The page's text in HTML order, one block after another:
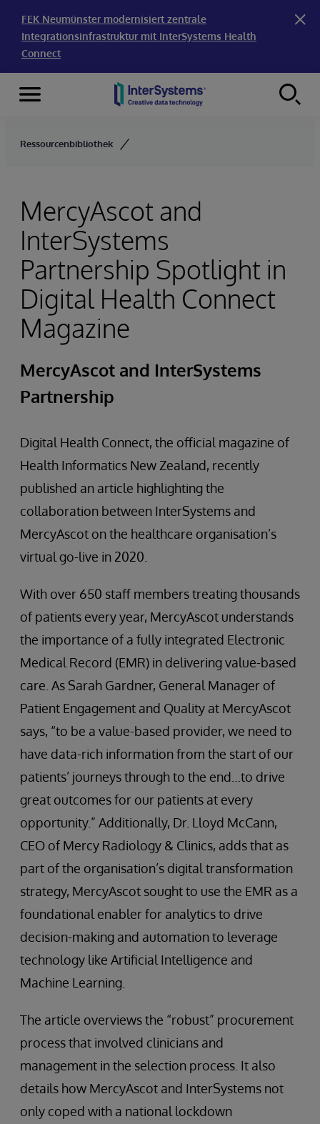
FEK Neumünster modernisiert zentrale
Integrationsinfrastruktur mit InterSystems Health
Connect
Skip to content
Menu
Ressourcenbibliothek
MercyAscot and
InterSystems
Partnership Spotlight in
Digital Health Connect
Magazine
MercyAscot and InterSystems
Partnership
Digital Health Connect, the official magazine of
Health Informatics New Zealand, recently
published an article highlighting the
collaboration between InterSystems and
MercyAscot on the healthcare organisation’s
virtual go-live in 2020.
With over 650 staff members treating thousands
of patients every year, MercyAscot understands
the importance of a fully integrated Electronic
Medical Record (EMR) in delivering value-based
care. As Sarah Gardner, General Manager of
Patient Engagement and Quality at MercyAscot
says, “to be a value-based provider, we need to
have data-rich information from the start of our
patients’ journeys through to the end…to drive
great outcomes for our patients at every
opportunity.” Additionally, Dr. Lloyd McCann,
CEO of Mercy Radiology & Clinics, adds that as
part of the organisation’s digital transformation
strategy, MercyAscot sought to use the EMR as a
foundational enabler for analytics to drive
decision-making and automation to leverage
technology like Artificial Intelligence and
Machine Learning.
The article overviews the “robust” procurement
process that involved clinicians and
management in the selection process. It also
details how MercyAscot and InterSystems not
only coped with a national lockdown